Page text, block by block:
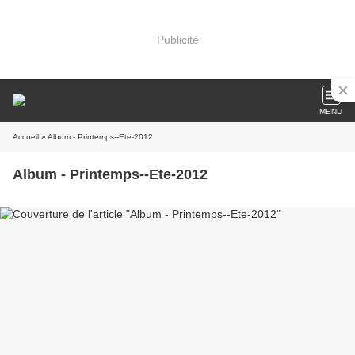
Publicité
MENU
Accueil » Album - Printemps--Ete-2012
Album - Printemps--Ete-2012